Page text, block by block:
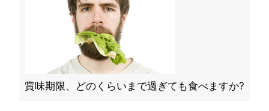
賞味期限、どのくらいまで過ぎても食べますか?